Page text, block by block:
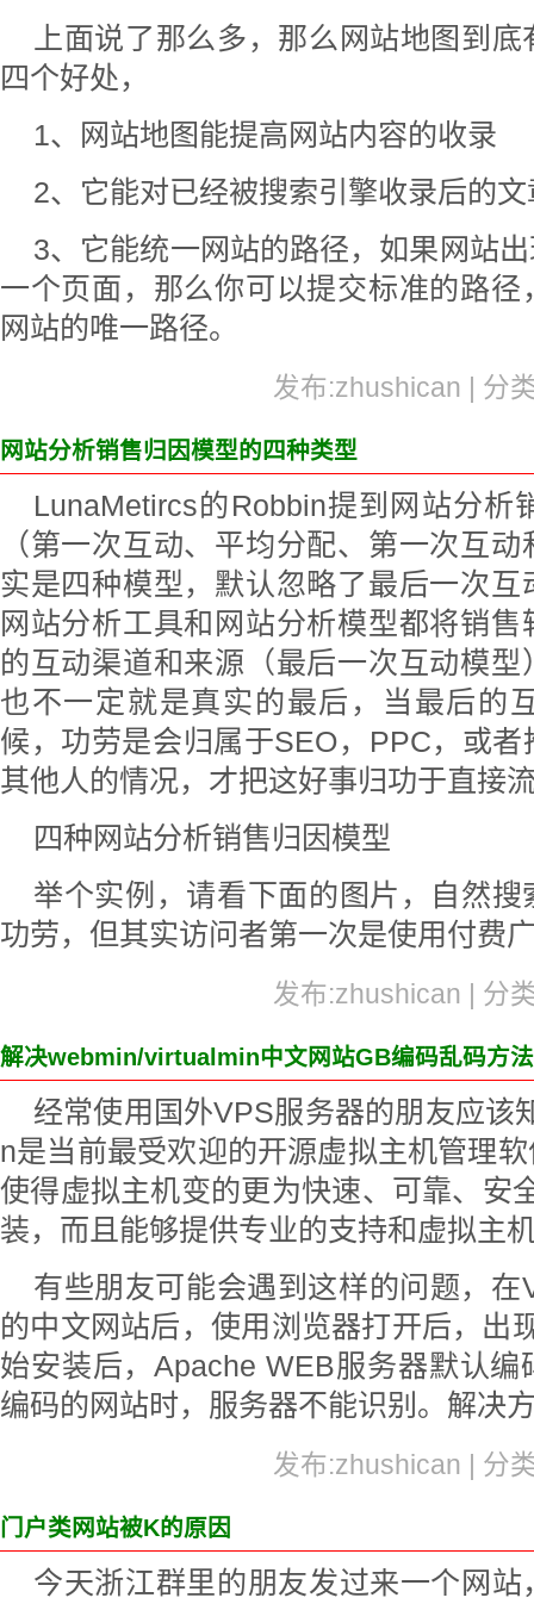
上面说了那么多，那么网站地图到
四个好处，
1、网站地图能提高网站内容的收录
2、它能对已经被搜索引擎收录后的
3、它能统一网站的路径，如果网站
一个页面，那么你可以提交标准的路
网站的唯一路径。
发布:zhushican | 分
网站分析销售归因模型的四种类型
LunaMetircs的Robbin提到网站分析
（第一次互动、平均分配、第一次互
实是四种模型，默认忽略了最后一次
网站分析工具和网站分析模型都将销
的互动渠道和来源（最后一次互动模
也不一定就是真实的最后，当最后的
候，功劳是会归属于SEO，PPC，或
其他人的情况，才把这好事归功于直接
四种网站分析销售归因模型
举个实例，请看下面的图片，自然
功劳，但其实访问者第一次是使用付费
发布:zhushican | 分
解决webmin/virtualmin中文网站GB编码乱码方法
经常使用国外VPS服务器的朋友应该
n是当前最受欢迎的开源虚拟主机管理
使得虚拟主机变的更为快速、可靠、安
装，而且能够提供专业的支持和虚拟主
有些朋友可能会遇到这样的问题，
的中文网站后，使用浏览器打开后，出
始安装后，Apache WEB服务器默认
编码的网站时，服务器不能识别。解决
发布:zhushican | 分
门户类网站被K的原因
今天浙江群里的朋友发过来一个网